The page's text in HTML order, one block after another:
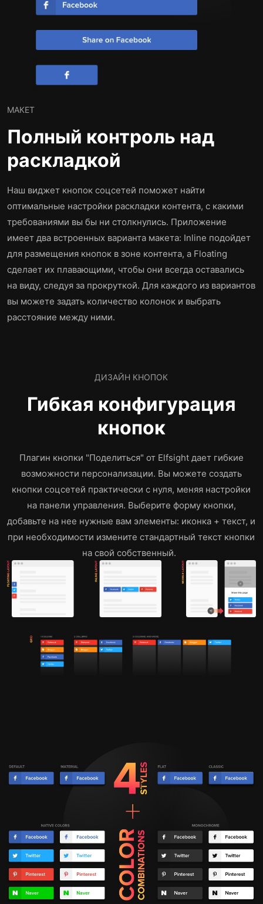
МАКЕТ
Полный контроль над
раскладкой
Наш виджет кнопок соцсетей поможет найти
оптимальные настройки раскладки контента, с какими
требованиями вы бы ни столкнулись. Приложение
имеет два встроенных варианта макета: Inline подойдет
для размещения кнопок в зоне контента, а Floating
сделает их плавающими, чтобы они всегда оставались
на виду, следуя за прокруткой. Для каждого из вариантов
вы можете задать количество колонок и выбрать
расстояние между ними.
ДИЗАЙН КНОПОК
Гибкая конфигурация
кнопок
Плагин кнопки "Поделиться" от Elfsight дает гибкие
возможности персонализации. Вы можете создать
кнопки соцсетей практически с нуля, меняя настройки
на панели управления. Выберите форму кнопки,
добавьте на нее нужные вам элементы: иконка + текст, и
при необходимости измените стандартный текст кнопки
на свой собственный.